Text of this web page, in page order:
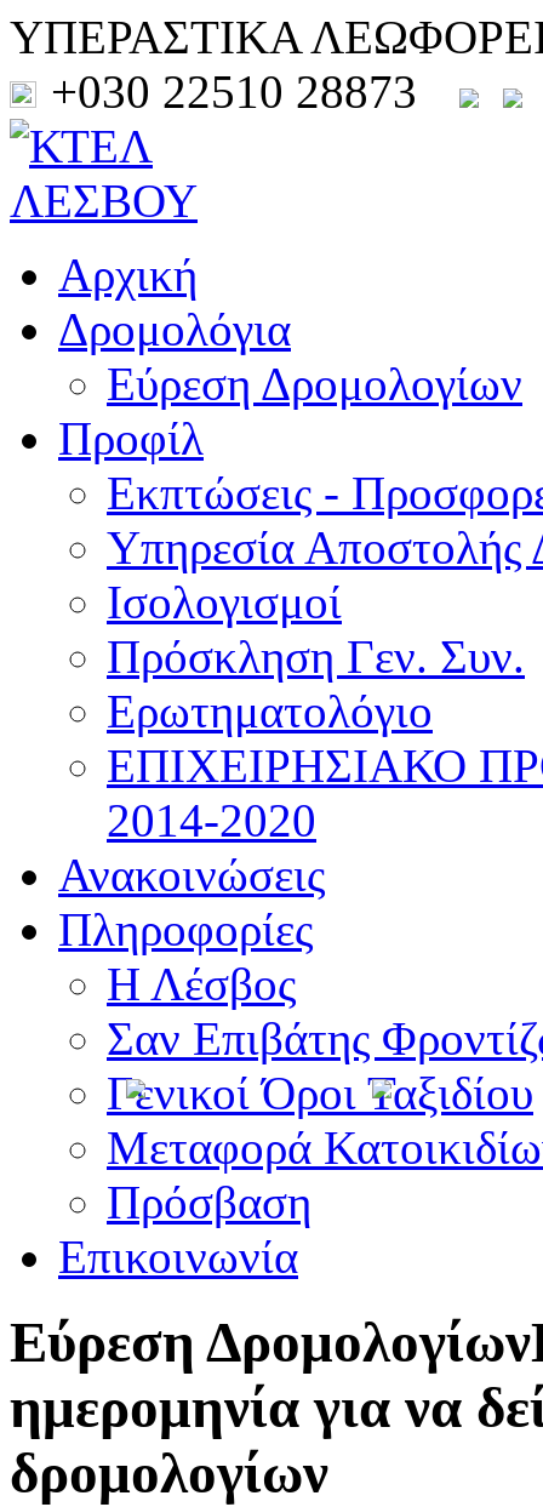
ΥΠΕΡΑΣΤΙΚΑ
+030 22510 28873
Αρχική
Δρομολόγια
Εύρεση Δρομολογίων
Προφίλ
Εκπτώσεις -
Υπηρεσία Αποστολής
Ισολογισμοί
Πρόσκληση Γεν. Συν.
Ερωτηματολόγιο
ΕΠΙΧΕΙΡΗΣΙΑΚΟ
2014-2020
Ανακοινώσεις
Πληροφορίες
Η Λέσβος
Σαν Επιβάτης
Γενικοί Όροι Ταξιδίου
Μεταφορά
Πρόσβαση
Επικοινωνία
Εύρεση Δρομολογίων
ημερομηνία για να
δρομολογίων